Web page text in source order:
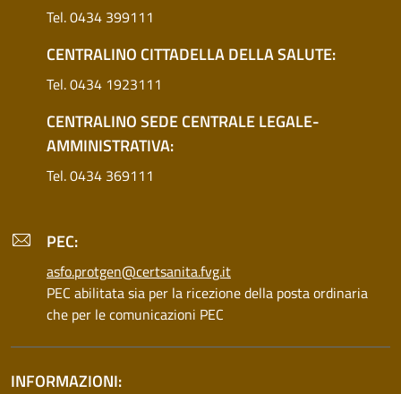
Tel. 0434 399111
CENTRALINO CITTADELLA DELLA SALUTE:
Tel. 0434 1923111
CENTRALINO SEDE CENTRALE LEGALE-
AMMINISTRATIVA:
Tel. 0434 369111
PEC:
asfo.protgen@certsanita.fvg.it
PEC abilitata sia per la ricezione della posta ordinaria
che per le comunicazioni PEC
INFORMAZIONI: